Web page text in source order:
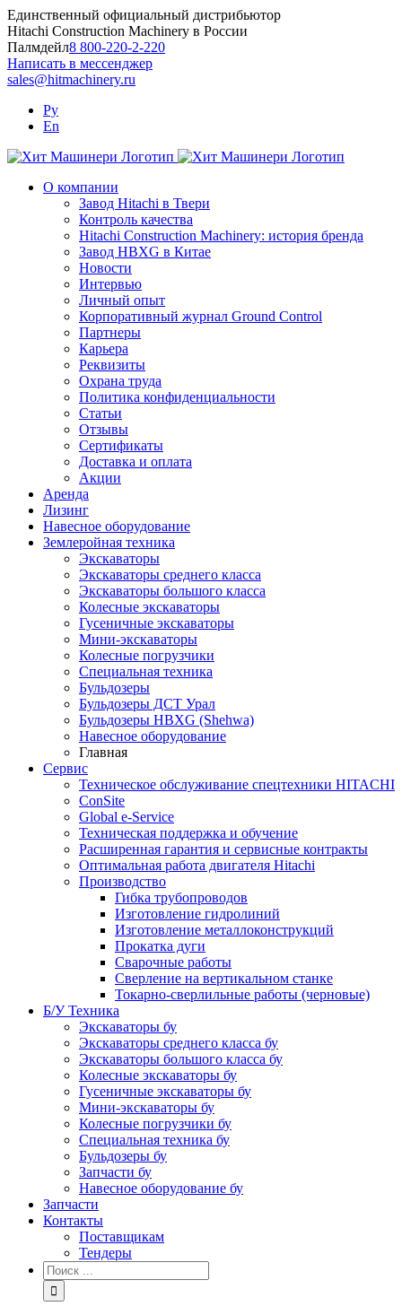
Skip
to
content
Единственный официальный дистрибьютор
Hitachi Construction Machinery в России
Палмдейл8 800-220-2-220
Написать в мессенджер
sales@hitmachinery.ru
Ру
En
О компании
Завод Hitachi в Твери
Контроль качества
Hitachi Construction Machinery: история бренда
Завод HBXG в Китае
Новости
Интервью
Личный опыт
Корпоративный журнал Ground Control
Партнеры
Карьера
Реквизиты
Охрана труда
Политика конфиденциальности
Статьи
Отзывы
Сертификаты
Доставка и оплата
Акции
Аренда
Лизинг
Навесное оборудование
Землеройная техника
Экскаваторы
Экскаваторы среднего класса
Экскаваторы большого класса
Колесные экскаваторы
Гусеничные экскаваторы
Мини-экскаваторы
Колесные погрузчики
Специальная техника
Бульдозеры
Бульдозеры ДСТ Урал
Бульдозеры HBXG (Shehwa)
Навесное оборудование
Главная
Сервис
Техническое обслуживание спецтехники HITACHI
ConSite
Global e-Service
Техническая поддержка и обучение
Расширенная гарантия и сервисные контракты
Оптимальная работа двигателя Hitachi
Производство
Гибка трубопроводов
Изготовление гидролиний
Изготовление металлоконструкций
Прокатка дуги
Сварочные работы
Сверление на вертикальном станке
Токарно-сверлильные работы (черновые)
Б/У Техника
Экскаваторы бу
Экскаваторы среднего класса бу
Экскаваторы большого класса бу
Колесные экскаваторы бу
Гусеничные экскаваторы бу
Мини-экскаваторы бу
Колесные погрузчики бу
Специальная техника бу
Бульдозеры бу
Запчасти бу
Навесное оборудование бу
Запчасти
Контакты
Поставщикам
Тендеры
Результат
поиска: